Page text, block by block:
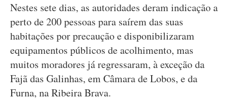
Nestes sete dias, as autoridades deram indicação a
perto de 200 pessoas para saírem das suas
habitações por precaução e disponibilizaram
equipamentos públicos de acolhimento, mas
muitos moradores já regressaram, à exceção da
Fajã das Galinhas, em Câmara de Lobos, e da
Furna, na Ribeira Brava.